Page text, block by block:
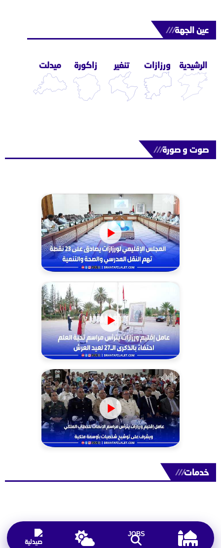
عين الجهة///
الرشيدية ورزازات تنغير زاكورة ميدلت
صوت و صورة///
خدمات///
JOBS